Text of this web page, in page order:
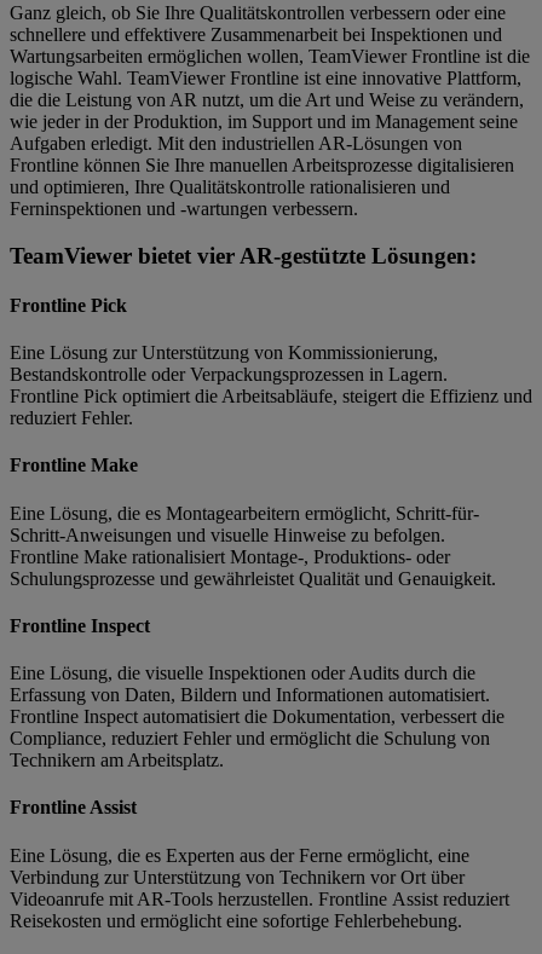
Ganz gleich, ob Sie Ihre Qualitätskontrollen verbessern oder eine
schnellere und effektivere Zusammenarbeit bei Inspektionen und
Wartungsarbeiten ermöglichen wollen, TeamViewer Frontline ist die
logische Wahl. TeamViewer Frontline ist eine innovative Plattform,
die die Leistung von AR nutzt, um die Art und Weise zu verändern,
wie jeder in der Produktion, im Support und im Management seine
Aufgaben erledigt. Mit den industriellen AR-Lösungen von
Frontline können Sie Ihre manuellen Arbeitsprozesse digitalisieren
und optimieren, Ihre Qualitätskontrolle rationalisieren und
Ferninspektionen und -wartungen verbessern.
TeamViewer bietet vier AR-gestützte Lösungen:
Frontline Pick
Eine Lösung zur Unterstützung von Kommissionierung,
Bestandskontrolle oder Verpackungsprozessen in Lagern.
Frontline Pick optimiert die Arbeitsabläufe, steigert die Effizienz und
reduziert Fehler.
Frontline Make
Eine Lösung, die es Montagearbeitern ermöglicht, Schritt-für-
Schritt-Anweisungen und visuelle Hinweise zu befolgen.
Frontline Make rationalisiert Montage-, Produktions- oder
Schulungsprozesse und gewährleistet Qualität und Genauigkeit.
Frontline Inspect
Eine Lösung, die visuelle Inspektionen oder Audits durch die
Erfassung von Daten, Bildern und Informationen automatisiert.
Frontline Inspect automatisiert die Dokumentation, verbessert die
Compliance, reduziert Fehler und ermöglicht die Schulung von
Technikern am Arbeitsplatz.
Frontline Assist
Eine Lösung, die es Experten aus der Ferne ermöglicht, eine
Verbindung zur Unterstützung von Technikern vor Ort über
Videoanrufe mit AR-Tools herzustellen. Frontline Assist reduziert
Reisekosten und ermöglicht eine sofortige Fehlerbehebung.